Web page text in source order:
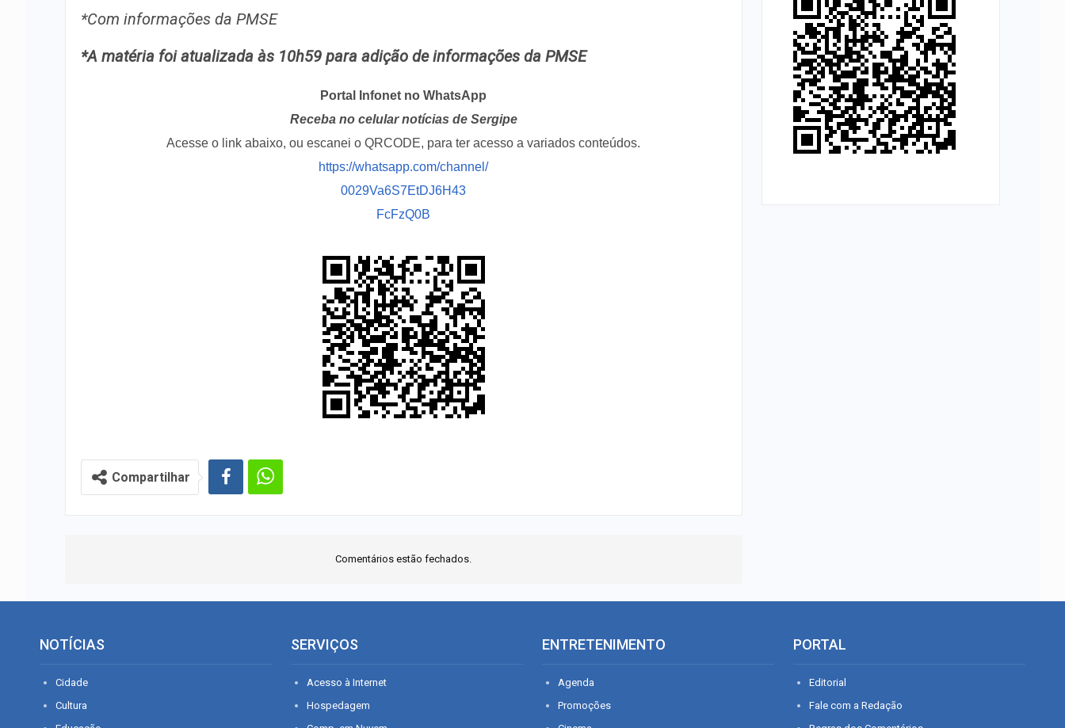
*Com informações da PMSE
*A matéria foi atualizada às 10h59 para adição de informações da PMSE
Portal Infonet no WhatsApp
Receba no celular notícias de Sergipe
Acesse o link abaixo, ou escanei o QRCODE, para ter acesso a variados conteúdos.
https://whatsapp.com/channel/
0029Va6S7EtDJ6H43
FcFzQ0B
Compartilhar
Comentários estão fechados.
NOTÍCIAS
Cidade
Cultura
SERVIÇOS
Acesso à Internet
Hospedagem
ENTRETENIMENTO
Agenda
Promoções
PORTAL
Editorial
Fale com a Redação